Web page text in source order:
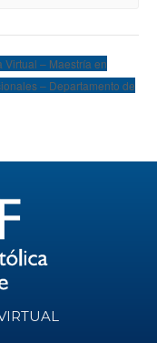
Virtual – Maestría en
– Departamento de